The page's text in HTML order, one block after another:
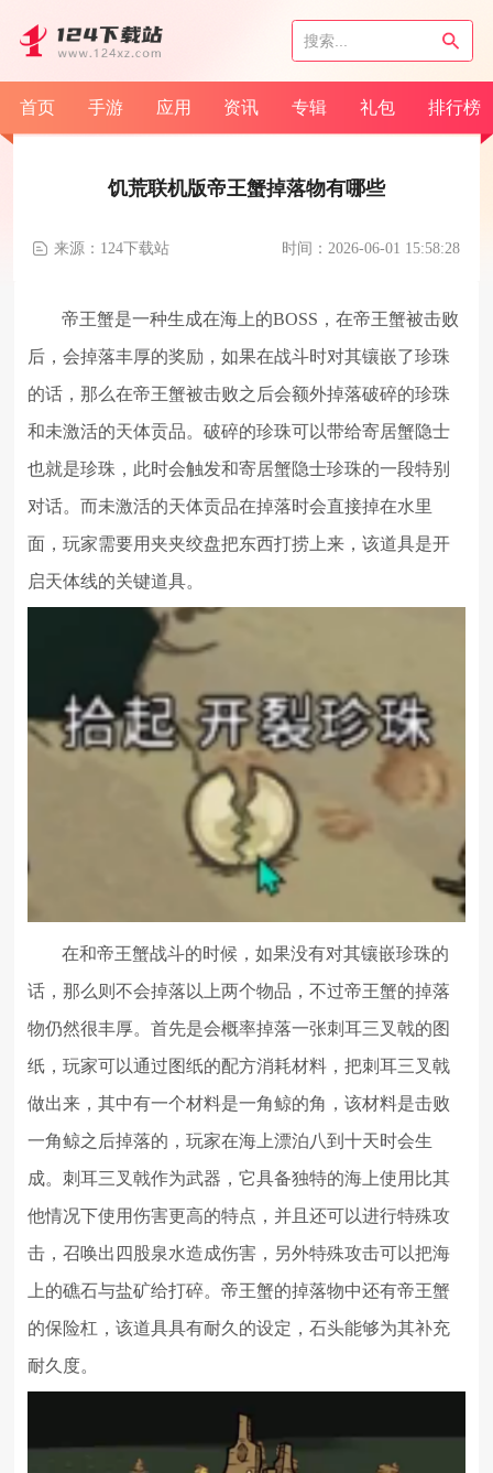
首页 手游 应用 资讯 专辑 礼包 排行榜
饥荒联机版帝王蟹掉落物有哪些
来源：124下载站 时间：2026-06-01 15:58:28
帝王蟹是一种生成在海上的BOSS，在帝王蟹被击败
后，会掉落丰厚的奖励，如果在战斗时对其镶嵌了珍珠
的话，那么在帝王蟹被击败之后会额外掉落破碎的珍珠
和未激活的天体贡品。破碎的珍珠可以带给寄居蟹隐士
也就是珍珠，此时会触发和寄居蟹隐士珍珠的一段特别
对话。而未激活的天体贡品在掉落时会直接掉在水里
面，玩家需要用夹夹绞盘把东西打捞上来，该道具是开
启天体线的关键道具。
在和帝王蟹战斗的时候，如果没有对其镶嵌珍珠的
话，那么则不会掉落以上两个物品，不过帝王蟹的掉落
物仍然很丰厚。首先是会概率掉落一张刺耳三叉戟的图
纸，玩家可以通过图纸的配方消耗材料，把刺耳三叉戟
做出来，其中有一个材料是一角鲸的角，该材料是击败
一角鲸之后掉落的，玩家在海上漂泊八到十天时会生
成。刺耳三叉戟作为武器，它具备独特的海上使用比其
他情况下使用伤害更高的特点，并且还可以进行特殊攻
击，召唤出四股泉水造成伤害，另外特殊攻击可以把海
上的礁石与盐矿给打碎。帝王蟹的掉落物中还有帝王蟹
的保险杠，该道具具有耐久的设定，石头能够为其补充
耐久度。